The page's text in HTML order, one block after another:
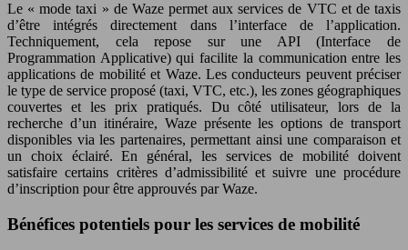
Le « mode taxi » de Waze permet aux services de VTC et de taxis
d’être intégrés directement dans l’interface de l’application.
Techniquement, cela repose sur une API (Interface de
Programmation Applicative) qui facilite la communication entre les
applications de mobilité et Waze. Les conducteurs peuvent préciser
le type de service proposé (taxi, VTC, etc.), les zones géographiques
couvertes et les prix pratiqués. Du côté utilisateur, lors de la
recherche d’un itinéraire, Waze présente les options de transport
disponibles via les partenaires, permettant ainsi une comparaison et
un choix éclairé. En général, les services de mobilité doivent
satisfaire certains critères d’admissibilité et suivre une procédure
d’inscription pour être approuvés par Waze.
Bénéfices potentiels pour les services de mobilité